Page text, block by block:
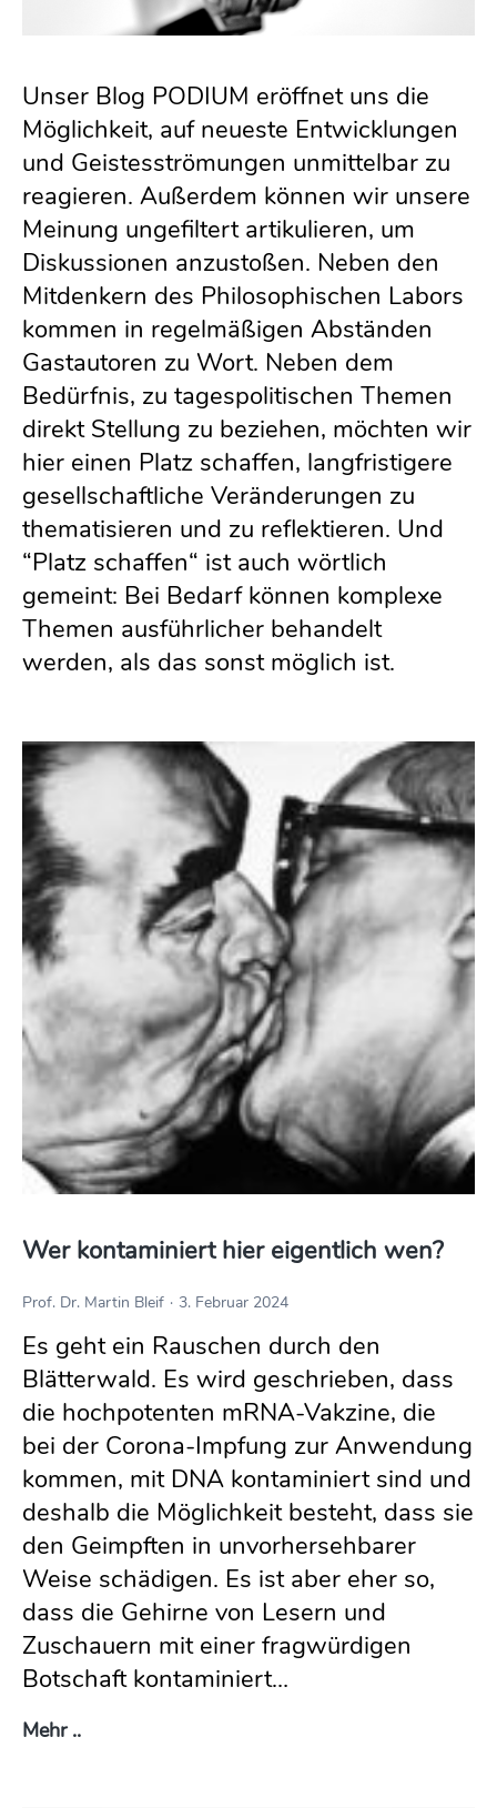
Unser Blog PODIUM eröffnet uns die
Möglichkeit, auf neueste Entwicklungen
und Geistesströmungen unmittelbar zu
reagieren. Außerdem können wir unsere
Meinung ungefiltert artikulieren, um
Diskussionen anzustoßen. Neben den
Mitdenkern des Philosophischen Labors
kommen in regelmäßigen Abständen
Gastautoren zu Wort. Neben dem
Bedürfnis, zu tagespolitischen Themen
direkt Stellung zu beziehen, möchten wir
hier einen Platz schaffen, langfristigere
gesellschaftliche Veränderungen zu
thematisieren und zu reflektieren. Und
“Platz schaffen“ ist auch wörtlich
gemeint: Bei Bedarf können komplexe
Themen ausführlicher behandelt
werden, als das sonst möglich ist.
Wer kontaminiert hier eigentlich wen?
Prof. Dr. Martin Bleif 3. Februar 2024
Es geht ein Rauschen durch den
Blätterwald. Es wird geschrieben, dass
die hochpotenten mRNA-Vakzine, die
bei der Corona-Impfung zur Anwendung
kommen, mit DNA kontaminiert sind und
deshalb die Möglichkeit besteht, dass sie
den Geimpften in unvorhersehbarer
Weise schädigen. Es ist aber eher so,
dass die Gehirne von Lesern und
Zuschauern mit einer fragwürdigen
Botschaft kontaminiert…
Mehr ..Wer kontaminiert hier eigentlich wen?